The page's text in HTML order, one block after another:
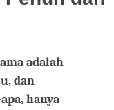
adalah
dan
hanya